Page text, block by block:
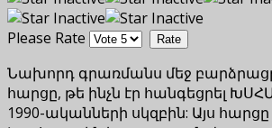
Please Rate
Նախորդ գրառմանս մեջ
հարցը, թե ինչն էր հանգեցրել
1990-ականների սկզբին: Այս